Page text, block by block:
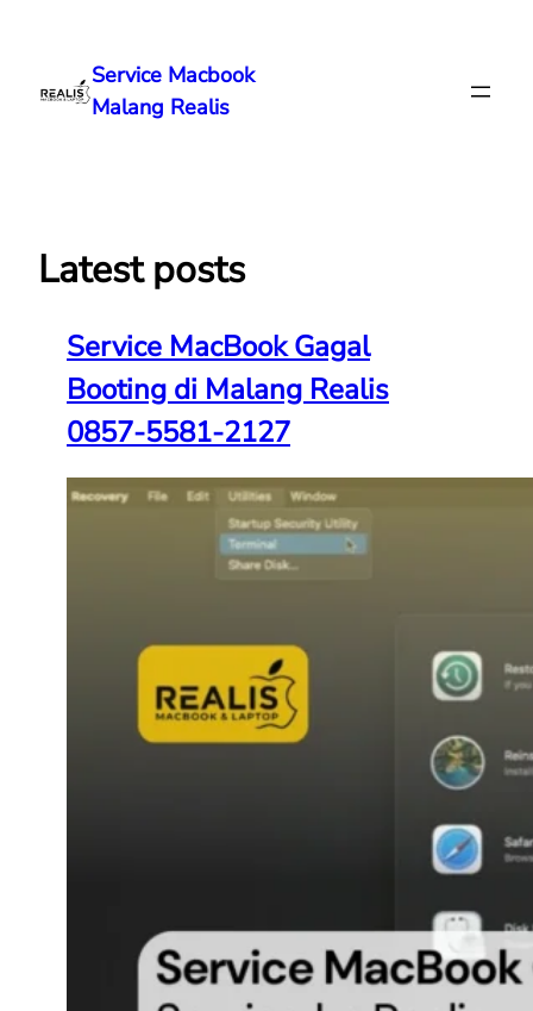
Service Macbook
Malang Realis
Latest posts
Service MacBook Gagal
Booting di Malang Realis
0857-5581-2127